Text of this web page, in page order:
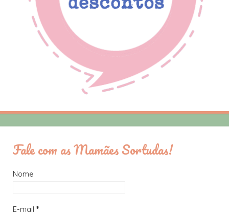
Fale com as Mamães Sortudas!
Nome
E-mail *